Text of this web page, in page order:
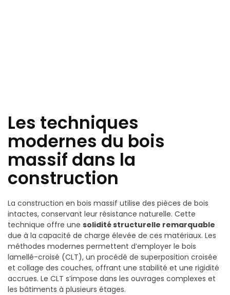
Les techniques
modernes du bois
massif dans la
construction
La construction en bois massif utilise des pièces de bois
intactes, conservant leur résistance naturelle. Cette
technique offre une solidité structurelle remarquable
due à la capacité de charge élevée de ces matériaux. Les
méthodes modernes permettent d’employer le bois
lamellé-croisé (CLT), un procédé de superposition croisée
et collage des couches, offrant une stabilité et une rigidité
accrues. Le CLT s’impose dans les ouvrages complexes et
les bâtiments à plusieurs étages.